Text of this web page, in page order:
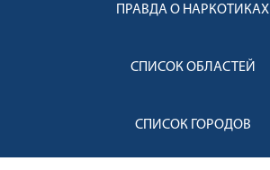
ПРАВДА О НАРКОТИКАХ
СПИСОК ОБЛАСТЕЙ
СПИСОК ГОРОДОВ